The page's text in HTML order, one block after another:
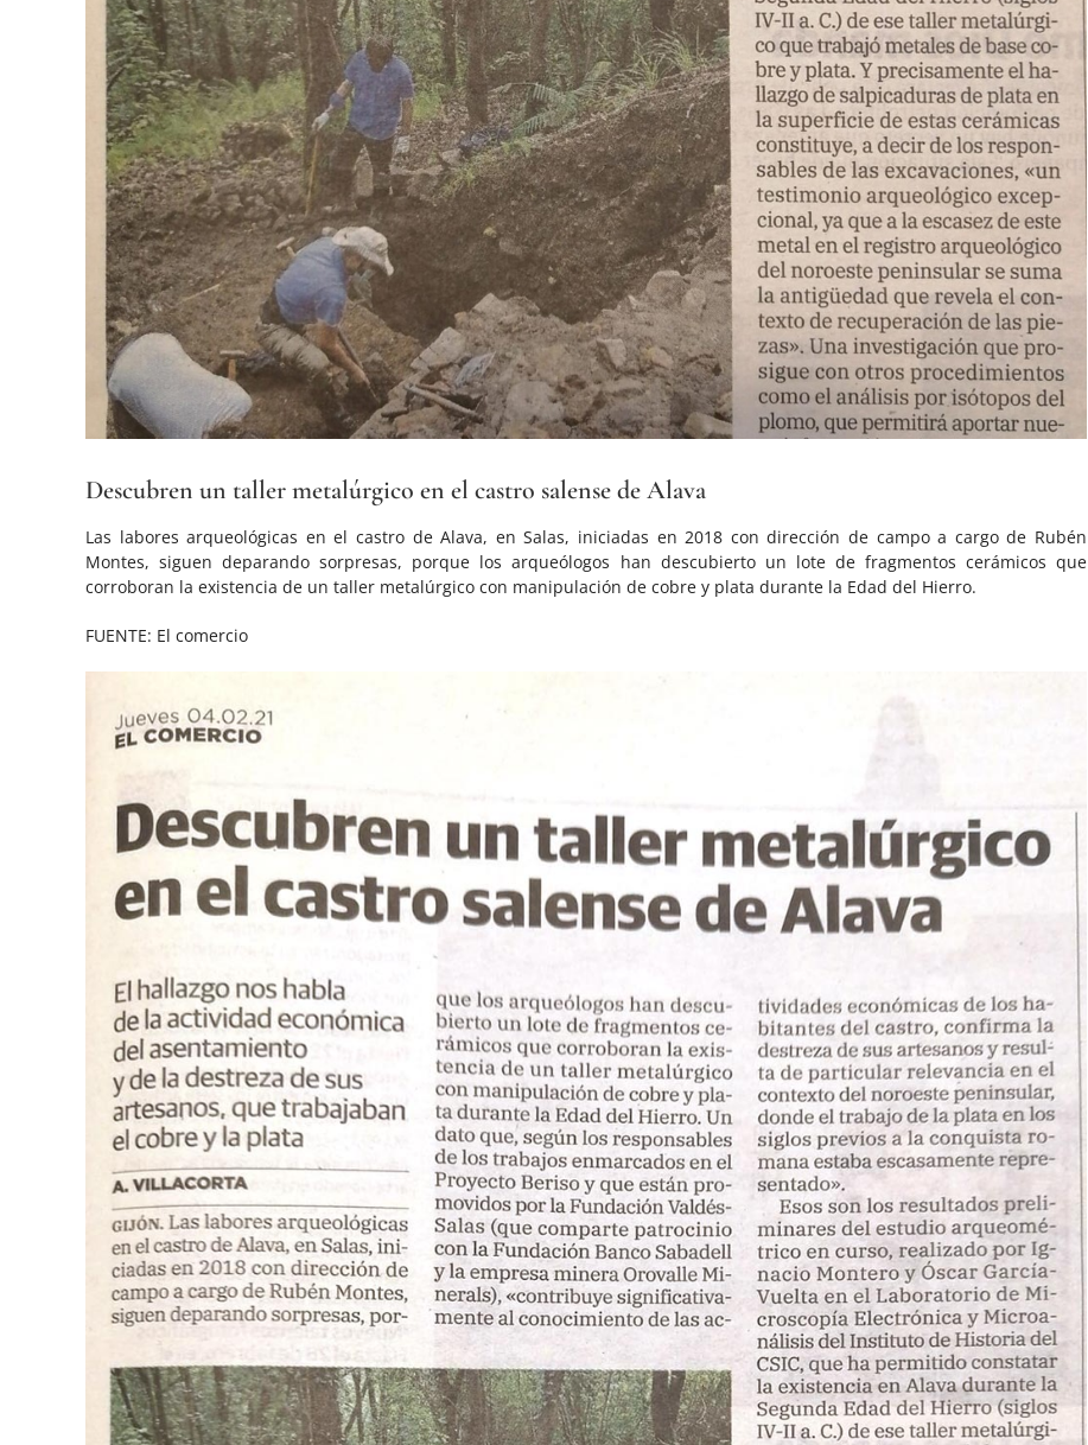
más
grande
Descubren un taller metalúrgico en el castro salense de Alava
Las labores arqueológicas en el castro de Alava, en Salas, iniciadas en 2018 con dirección de campo a cargo de Rubén
Montes, siguen deparando sorpresas, porque los arqueólogos han descubierto un lote de fragmentos cerámicos que
corroboran la existencia de un taller metalúrgico con manipulación de cobre y plata durante la Edad del Hierro.
FUENTE: El comercio